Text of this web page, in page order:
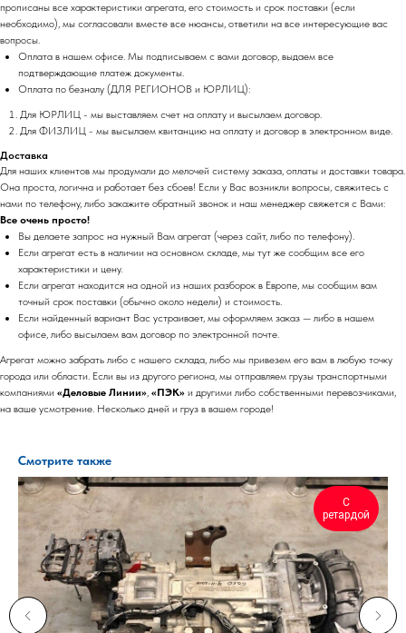
прописаны все характеристики агрегата, его стоимость и срок поставки (если
необходимо), мы согласовали вместе все нюансы, ответили на все интересующие вас
вопросы.
Оплата в нашем офисе. Мы подписываем с вами договор, выдаем все
подтверждающие платеж документы.
Оплата по безналу (ДЛЯ РЕГИОНОВ и ЮРЛИЦ):
Для ЮРЛИЦ - мы выставляем счет на оплату и высылаем договор.
Для ФИЗЛИЦ - мы высылаем квитанцию на оплату и договор в электронном виде.
Доставка
Для наших клиентов мы продумали до мелочей систему заказа, оплаты и доставки товара.
Она проста, логична и работает без сбоев! Если у Вас возникли вопросы, свяжитесь с
нами по телефону, либо закажите обратный звонок и наш менеджер свяжется с Вами:
Все очень просто!
Вы делаете запрос на нужный Вам агрегат (через сайт, либо по телефону).
Если агрегат есть в наличии на основном складе, мы тут же сообщим все его
характеристики и цену.
Если агрегат находится на одной из наших разборок в Европе, мы сообщим вам
точный срок поставки (обычно около недели) и стоимость.
Если найденный вариант Вас устраивает, мы оформляем заказ — либо в нашем
офисе, либо высылаем вам договор по электронной почте.
Агрегат можно забрать либо с нашего склада, либо мы привезем его вам в любую точку
города или области. Если вы из другого региона, мы отправляем грузы транспортными
компаниями «Деловые Линии», «ПЭК» и другими либо собственными перевозчиками,
на ваше усмотрение. Несколько дней и груз в вашем городе!
Смотрите также
С
ретардой